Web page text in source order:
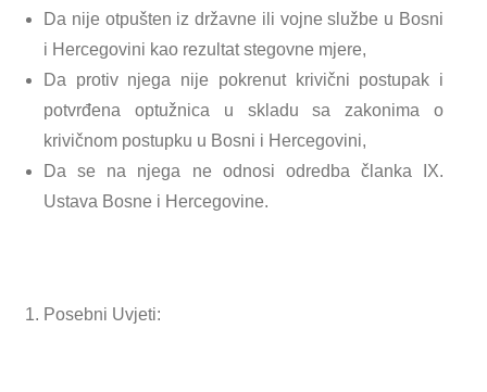
Da nije otpušten iz državne ili vojne službe u Bosni
i Hercegovini kao rezultat stegovne mjere,
Da protiv njega nije pokrenut krivični postupak i
potvrđena optužnica u skladu sa zakonima o
krivičnom postupku u Bosni i Hercegovini,
Da se na njega ne odnosi odredba članka IX.
Ustava Bosne i Hercegovine.
Posebni Uvjeti: